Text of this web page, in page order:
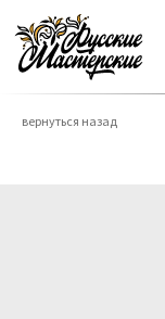
вернуться назад